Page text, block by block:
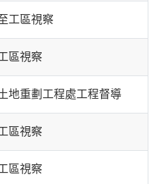
工區視察
區視察
地重劃工程處工程督導
區視察
區視察